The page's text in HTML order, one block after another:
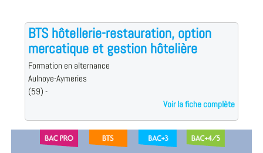
BTS hôtellerie-restauration, option
mercatique et gestion hôtelière
Formation en alternance
Aulnoye-Aymeries
(59) -
Voir la fiche complète